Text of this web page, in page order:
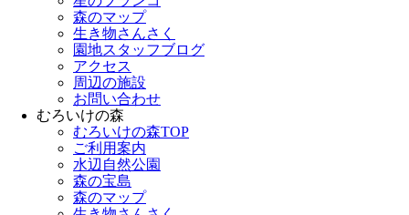
森のマップ
生き物さんさく
園地スタッフブログ
アクセス
周辺の施設
お問い合わせ
むろいけの森
むろいけの森TOP
ご利用案内
水辺自然公園
森の宝島
森のマップ